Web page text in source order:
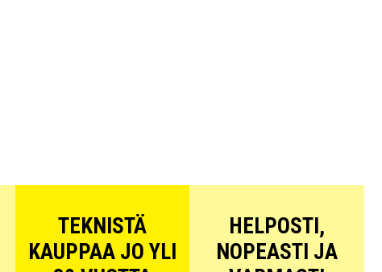
TEKNISTÄ
KAUPPAA JO YLI
HELPOSTI,
NOPEASTI JA